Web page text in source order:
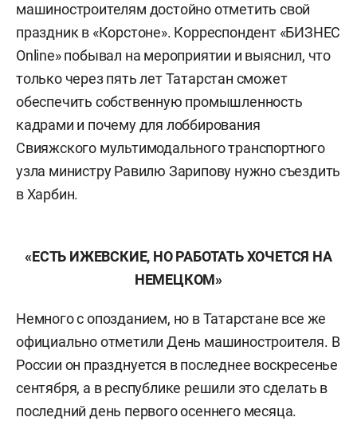
машиностроителям достойно отметить свой
праздник в «Корстоне». Корреспондент «БИЗНЕС
Online» побывал на мероприятии и выяснил, что
только через пять лет Татарстан сможет
обеспечить собственную промышленность
кадрами и почему для лоббирования
Свияжского мультимодального транспортного
узла министру Равилю Зарипову нужно съездить
в Харбин.
«ЕСТЬ ИЖЕВСКИЕ, НО РАБОТАТЬ ХОЧЕТСЯ НА
НЕМЕЦКОМ»
Немного с опозданием, но в Татарстане все же
официально отметили День машиностроителя. В
России он празднуется в последнее воскресенье
сентября, а в республике решили это сделать в
последний день первого осеннего месяца.